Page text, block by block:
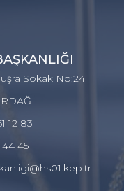
Sokak No:24
12 83
44 45